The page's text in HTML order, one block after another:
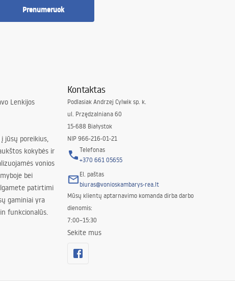
Prenumeruok
Lenkijos
jūsų poreikius,
kokybės ir
vonios
bei
patirtimi
gaminiai yra
funkcionalūs.
Kontaktas
Podlasiak Andrzej Cylwik sp. k.
ul. Przędzalniana 60
15-688 Białystok
NIP 966-216-01-21
Telefonas
+370 661 05655
El. paštas
biuras@vonioskambarys-rea.lt
Mūsų klientų aptarnavimo komanda dirba darbo
dienomis:
7:00–15:30
Sekite mus